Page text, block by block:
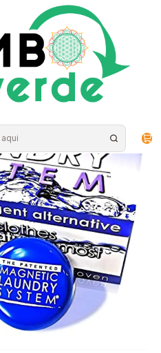
59.990 en la provincia de Santiago
Magnetic Laundry